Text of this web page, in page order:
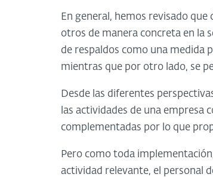
En general, hemos revisado que
otros de manera concreta en la
de respaldos como una medida
mientras que por otro lado, se
Desde las diferentes
las actividades de una empresa
complementadas por lo que
Pero como toda
actividad relevante, el personal